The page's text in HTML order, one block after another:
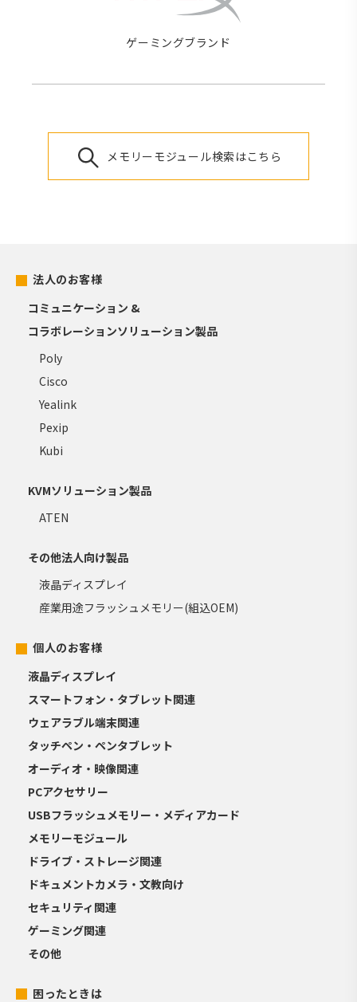
ゲーミングブランド
メモリーモジュール検索はこちら
法人のお客様
コミュニケーション &
コラボレーションソリューション製品
Poly
Cisco
Yealink
Pexip
Kubi
KVMソリューション製品
ATEN
その他法人向け製品
液晶ディスプレイ
産業用途フラッシュメモリー(組込OEM)
個人のお客様
液晶ディスプレイ
スマートフォン・タブレット関連
ウェアラブル端末関連
タッチペン・ペンタブレット
オーディオ・映像関連
PCアクセサリー
USBフラッシュメモリー・メディアカード
メモリーモジュール
ドライブ・ストレージ関連
ドキュメントカメラ・文教向け
セキュリティ関連
ゲーミング関連
その他
困ったときは